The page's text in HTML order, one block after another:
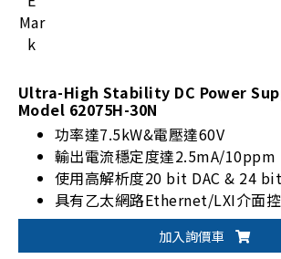
Ultra-High Stability DC Power
Model 62075H-30N
功率達7.5kW&電壓達60V
輸出電流穩定度達2.5mA/10ppm
使用高解析度20 bit DAC & 24
具有乙太網路Ethernet/LXI介面
應用於加速器磁鐵電源
加入詢價車